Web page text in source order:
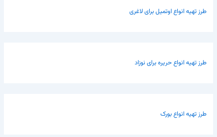
طرز تهیه انواع اوتمیل برای لاغری
طرز تهیه انواع حریره برای نوزاد
طرز تهیه انواع بورک